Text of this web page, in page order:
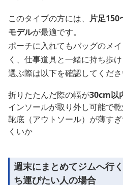
このタイプの方には、 片足150
モデルが最適です。
ポーチに入れてもバッグのメ
く、仕事道具と一緒に持ち歩け
選ぶ際は以下を確認してくださ
折りたたんだ際の幅が30cm以
インソールが取り外し可能で
靴底（アウトソール）が薄す
くいか
週末にまとめてジムへ行
ち運びたい人の場合